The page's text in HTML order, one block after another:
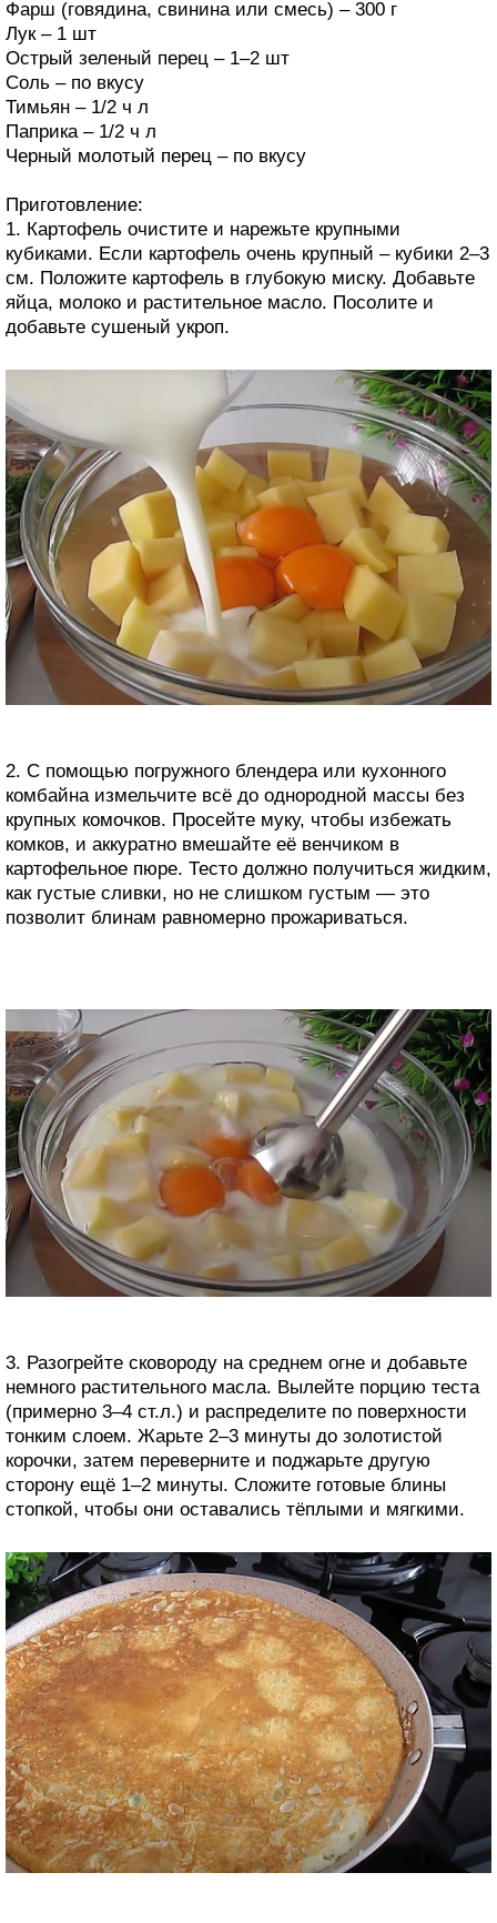
Фарш (говядина, свинина или смесь) – 300 г
Лук – 1 шт
Острый зеленый перец – 1–2 шт
Соль – по вкусу
Тимьян – 1/2 ч л
Паприка – 1/2 ч л
Черный молотый перец – по вкусу
Приготовление:
1. Картофель очистите и нарежьте крупными
кубиками. Если картофель очень крупный – кубики 2–3
см. Положите картофель в глубокую миску. Добавьте
яйца, молоко и растительное масло. Посолите и
добавьте сушеный укроп.
2. С помощью погружного блендера или кухонного
комбайна измельчите всё до однородной массы без
крупных комочков. Просейте муку, чтобы избежать
комков, и аккуратно вмешайте её венчиком в
картофельное пюре. Тесто должно получиться жидким,
как густые сливки, но не слишком густым — это
позволит блинам равномерно прожариваться.
3. Разогрейте сковороду на среднем огне и добавьте
немного растительного масла. Вылейте порцию теста
(примерно 3–4 ст.л.) и распределите по поверхности
тонким слоем. Жарьте 2–3 минуты до золотистой
корочки, затем переверните и поджарьте другую
сторону ещё 1–2 минуты. Сложите готовые блины
стопкой, чтобы они оставались тёплыми и мягкими.